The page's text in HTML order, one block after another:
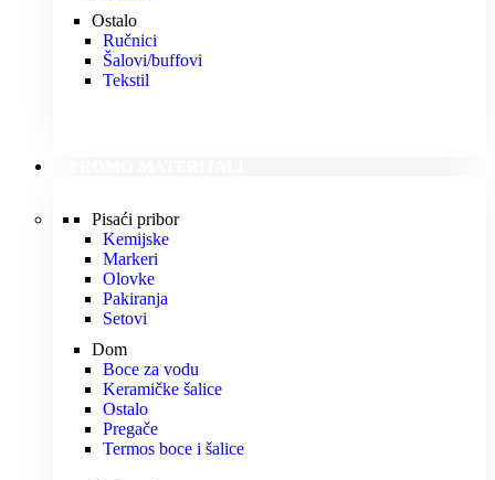
Ostalo
Ručnici
Šalovi/buffovi
Tekstil
Pisaći pribor
Kemijske
Markeri
Olovke
Pakiranja
Setovi
Dom
Boce za vodu
Keramičke šalice
Ostalo
Pregače
Termos boce i šalice